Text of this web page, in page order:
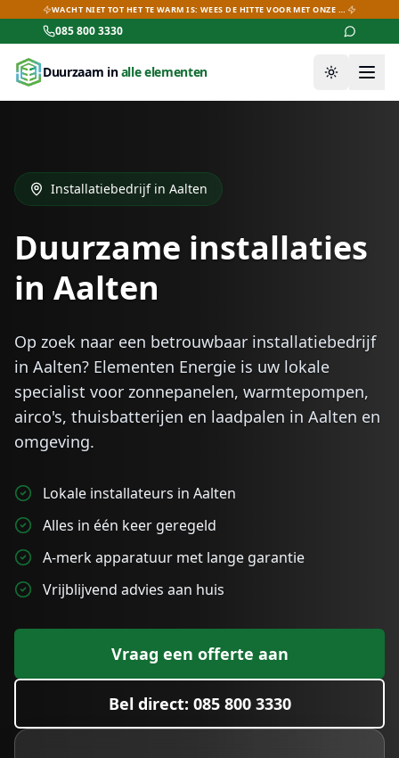
WACHT NIET TOT HET TE WARM IS: WEES DE HITTE VOOR MET ONZE AIRCO-DEALS!
085 800 3330
Duurzaam inalle elementen Thema
Installatiebedrijf in Aalten
Duurzame installaties
in Aalten
Op zoek naar een betrouwbaar installatiebedrijf
in Aalten? Elementen Energie is uw lokale
specialist voor zonnepanelen, warmtepompen,
airco's, thuisbatterijen en laadpalen in Aalten en
omgeving.
Lokale installateurs in Aalten
Alles in één keer geregeld
A-merk apparatuur met lange garantie
Vrijblijvend advies aan huis
Vraag een offerte aan
Bel direct: 085 800 3330